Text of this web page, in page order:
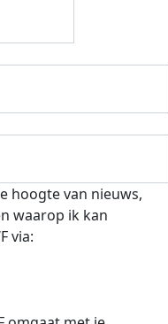
verstuurd
hoogte van nieuws,
waarop ik kan
via: